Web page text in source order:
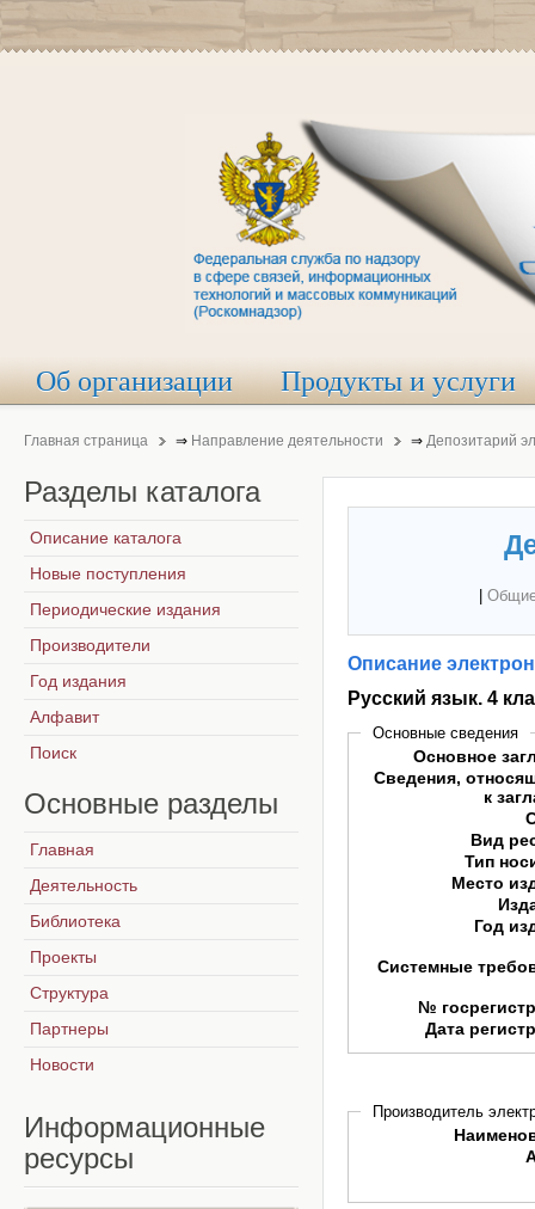
Об организации Продукты и услуги
Главная страница ⇒ Направление деятельности ⇒ Депозитарий
Описание
Русский язык. 4
Основные сведения
Основное
Сведения,
к
Вид
Тип
Место
Год
Системные
№
Дата
Производитель
Разделы каталога
Описание каталога
Новые поступления
Периодические издания
Производители
Год издания
Алфавит
Поиск
Основные разделы
Главная
Деятельность
Библиотека
Проекты
Структура
Партнеры
Новости
Информационные
ресурсы